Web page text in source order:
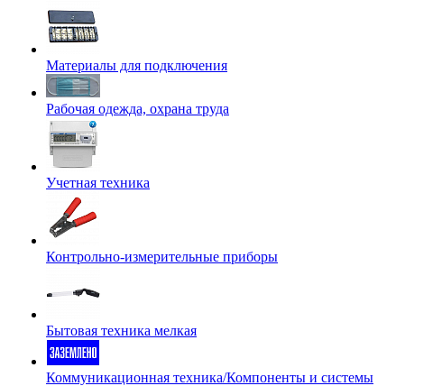
Материалы для подключения
Рабочая одежда, охрана труда
Учетная техника
Контрольно-измерительные приборы
Бытовая техника мелкая
Коммуникационная техника/Компоненты и системы